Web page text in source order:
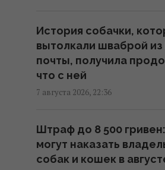
21:21 пятница, 07 августа 2026
Что будет с
долго не обновлять
Суд продлил
стражей
История собачки,
вытолкали шваброй
почты, получила
что с ней
7 августа 2026, 22:36
Штраф до 8 500
могут наказать
собак и кошек в